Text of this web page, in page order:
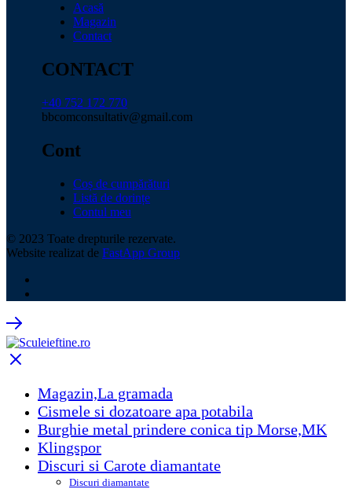
Acasă
Magazin
Contact
CONTACT
+40 752 172 770
bbcomconsultativ@gmail.com
Cont
Coș de cumpărături
Listă de dorințe
Contul meu
© 2023 Toate drepturile rezervate.
Website realizat de FastApp Group
Magazin,La gramada
Cismele si dozatoare apa potabila
Burghie metal prindere conica tip Morse,MK
Klingspor
Discuri si Carote diamantate
Discuri diamantate